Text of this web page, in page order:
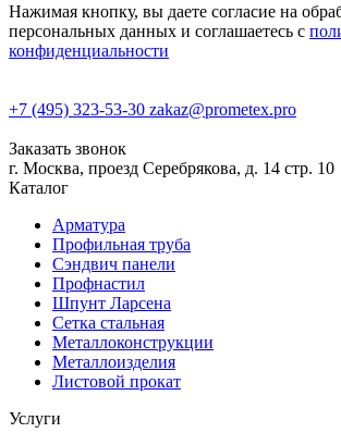
Нажимая кнопку, вы даете согласие на
персональных данных и соглашаетесь с
конфиденциальности
+7 (495) 323-53-30 zakaz@prometex.pro
Заказать звонок
г. Москва, проезд Серебрякова, д. 14 стр. 10
Каталог
Арматура
Профильная труба
Сэндвич панели
Профнастил
Шпунт Ларсена
Сетка стальная
Металлоконструкции
Металлоизделия
Листовой прокат
Услуги